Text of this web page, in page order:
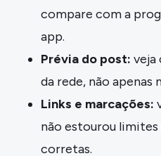
compare com a
app.
Prévia do post: veja
da rede, não apenas
Links e marcações:
não estourou limites
corretas.